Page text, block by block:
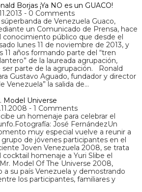
Borjas ¡Ya NO es un GUACO!
- 0 Comments
súperbanda de Venezuela Guaco,
un Comunicado de Prensa, hace
conocimiento público que desde el
lunes 11 de noviembre de 2013, y
11 años formando parte del “tren
de la laureada agrupación,
ser parte de la agrupación. Ronald
Gustavo Aguado, fundador y director
Venezuela” la salida de…
Model Universe
- 1 Comments
un homenaje para celebrar el
José FernándezUn
muy especial vuelve a reunir a
grupo de jóvenes participantes en el
Joven Venezuela 2008, se trata
cocktail homenaje a Yuri Slibe el
Model Of The Universe 2008,
a su país Venezuela y demostrando
los participantes, familiares y